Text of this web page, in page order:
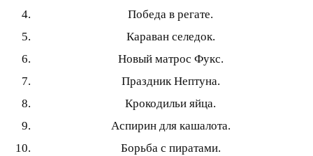
Победа в регате.
Караван селедок.
Новый матрос Фукс.
Праздник Нептуна.
Крокодильи яйца.
Аспирин для кашалота.
Борьба с пиратами.